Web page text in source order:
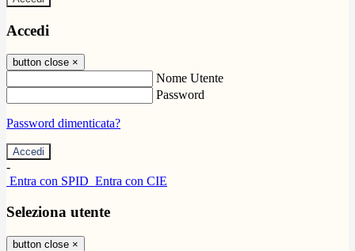
Accedi
button close ×
Nome Utente
Password
Password dimenticata?
-
Entra con SPID Entra con CIE
Seleziona utente
button close ×